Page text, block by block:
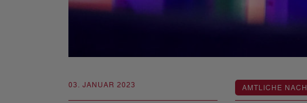
03. JANUAR 2023 AMTLICHE